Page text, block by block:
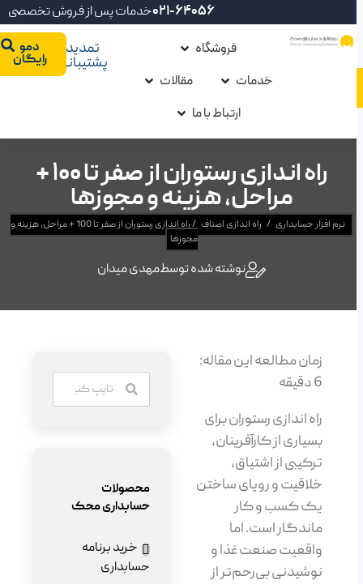
خدمات پس از فروش تخصصی021-64056
فروشگاه
خدمات
مقالات
ارتباط با ما
تمدید
پشتیبانی
دمو
رایگان
راه اندازی رستوران از صفر تا 100 +
مراحل، هزینه و مجوزها
نرم افزار حسابداری / راه اندازی اصناف /
راه اندازی رستوران از صفر تا 100 + مراحل، هزینه و
مجوزها
نوشته شده توسطمهدی میدان
زمان مطالعه این مقاله:
6دقیقه
راه اندازی رستوران برای
بسیاری از کارآفرینان،
ترکیبی از اشتیاق،
خلاقیت و رویای ساختن
یک کسب و کار
ماندگار است. اما
واقعیت صنعت غذا و
نوشیدنی بی‌رحم‌تر از
محصولات
حسابداری محک
خرید برنامه
حسابداری